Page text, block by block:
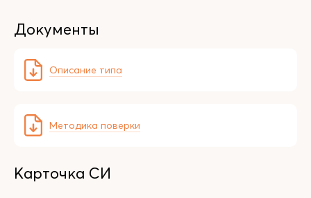
Документы
Описание типа
Методика поверки
Карточка СИ